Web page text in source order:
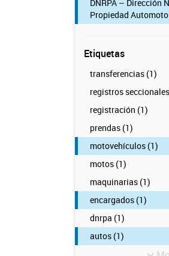
DNRPA – Dirección
Propiedad
Etiquetas
transferencias (1)
registros
registración (1)
prendas (1)
motovehículos (1)
motos (1)
maquinarias (1)
encargados (1)
dnrpa (1)
autos (1)